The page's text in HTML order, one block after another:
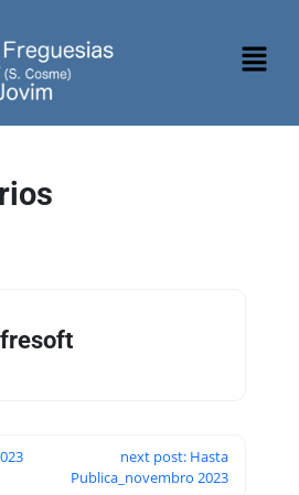
next post: Hasta
Publica_novembro 2023